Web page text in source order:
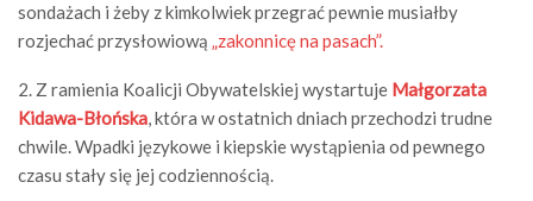
sondażach i żeby z kimkolwiek przegrać pewnie musiałby
rozjechać przysłowiową „zakonnicę na pasach”.
2. Z ramienia Koalicji Obywatelskiej wystartuje Małgorzata
Kidawa-Błońska, która w ostatnich dniach przechodzi trudne
chwile. Wpadki językowe i kiepskie wystąpienia od pewnego
czasu stały się jej codziennością.